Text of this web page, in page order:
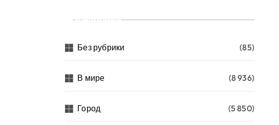
Рубрики
Без рубрики (85)
В мире (8 936)
Город (5 850)